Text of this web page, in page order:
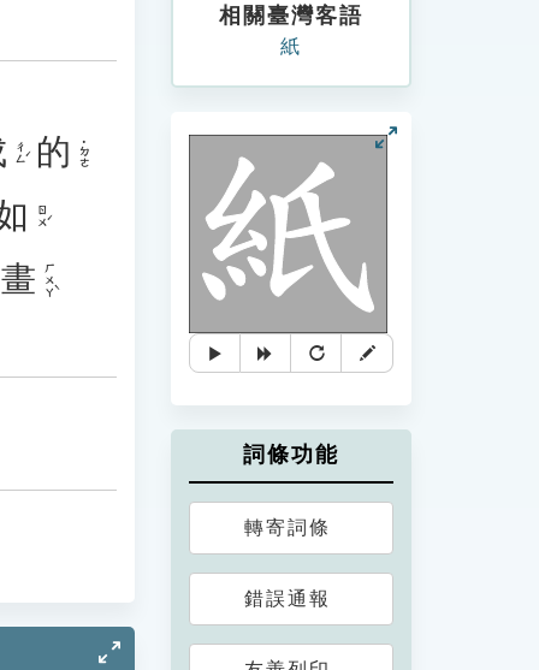
ㄔㄥˊ 的 ˙ㄉㄜ
ㄖㄨˊ
畫 ㄏㄨㄚˋ
相關臺灣客語
紙
詞條功能
轉寄詞條
錯誤通報